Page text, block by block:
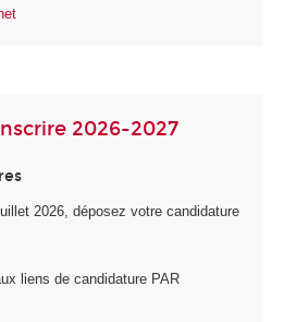
2026-2027
2026, déposez votre candidature
liens de candidature PAR